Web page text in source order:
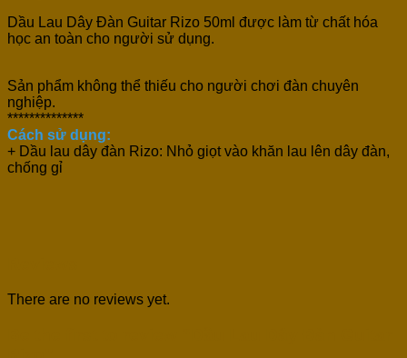
Dầu Lau Dây Đàn Guitar Rizo 50ml được làm từ chất hóa
học an toàn cho người sử dụng.
Sản phẩm không thể thiếu cho người chơi đàn chuyên
nghiệp.
**************
Cách sử dụng:
+ Dầu lau dây đàn Rizo: Nhỏ giọt vào khăn lau lên dây đàn,
chống gỉ
There are no reviews yet.